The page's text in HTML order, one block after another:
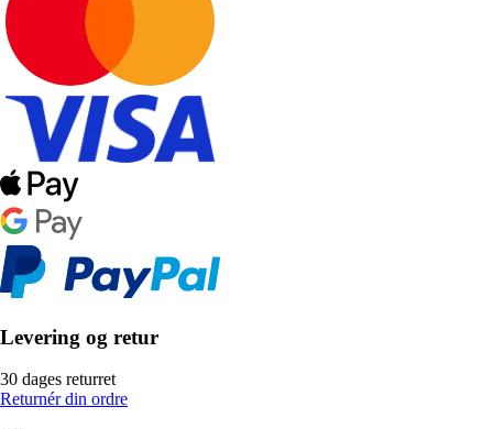
Levering og retur
30 dages returret
Returnér din ordre